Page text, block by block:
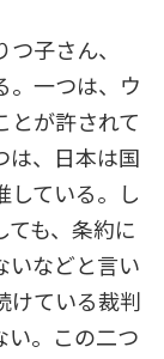
子さん、
。一つは、ウ
とが許されて
は、日本は国
している。し
も、条約に
いなどと言い
ている裁判
い。この二つ